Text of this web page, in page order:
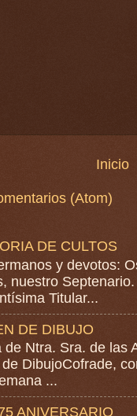
Inicio
(Atom)
DE CULTOS
y devotos:
nuestro
Titular...
DE DIBUJO
de Ntra. Sra. de las
DibujoCofrade,
...
ANIVERSARIO